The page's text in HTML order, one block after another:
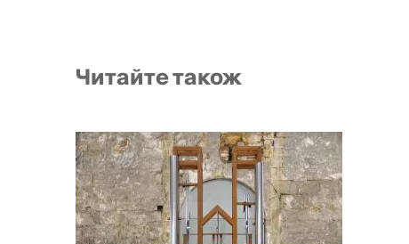
Читайте також